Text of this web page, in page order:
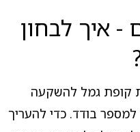
- איך לבחון
קופת גמל להשקעה
בודד. כדי להעריך